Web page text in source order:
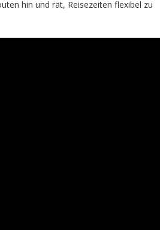
hin und rät, Reisezeiten flexibel zu